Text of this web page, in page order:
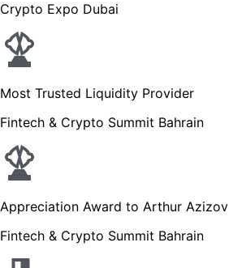
Crypto Expo Dubai
Most Trusted Liquidity Provider
Fintech & Crypto Summit Bahrain
Appreciation Award to Arthur Azizov
Fintech & Crypto Summit Bahrain